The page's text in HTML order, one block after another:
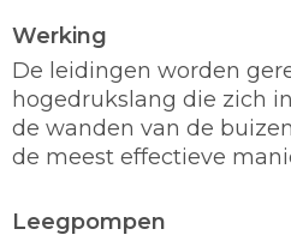
Werking
De leidingen worden
hogedrukslang die zich
de wanden van de
de meest effectieve
Leegpompen